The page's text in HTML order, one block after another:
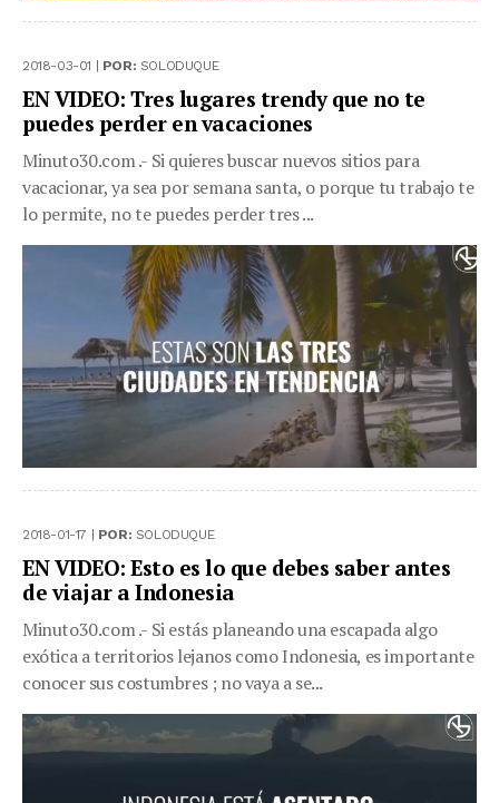
2018-03-01 | POR: SOLODUQUE
EN VIDEO: Tres lugares trendy que no te
puedes perder en vacaciones
Minuto30.com .- Si quieres buscar nuevos sitios para
vacacionar, ya sea por semana santa, o porque tu trabajo te
lo permite, no te puedes perder tres ...
2018-01-17 | POR: SOLODUQUE
EN VIDEO: Esto es lo que debes saber antes
de viajar a Indonesia
Minuto30.com .- Si estás planeando una escapada algo
exótica a territorios lejanos como Indonesia, es importante
conocer sus costumbres ; no vaya a se...